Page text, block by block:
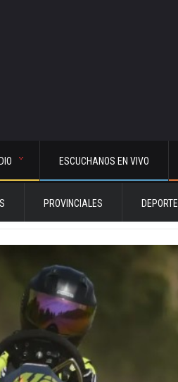
ESCUCHANOS EN VIVO
PROVINCIALES DEPORTE